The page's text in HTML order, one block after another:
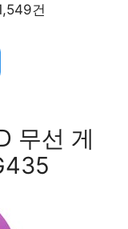
건
무선 게